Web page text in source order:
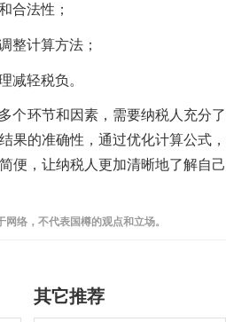
合法性；
整计算方法；
减轻税负。
个环节和因素，需要纳税人充分了
果的准确性，通过优化计算公式，
便，让纳税人更加清晰地了解自己
络，不代表国樽的观点和立场。
其它推荐